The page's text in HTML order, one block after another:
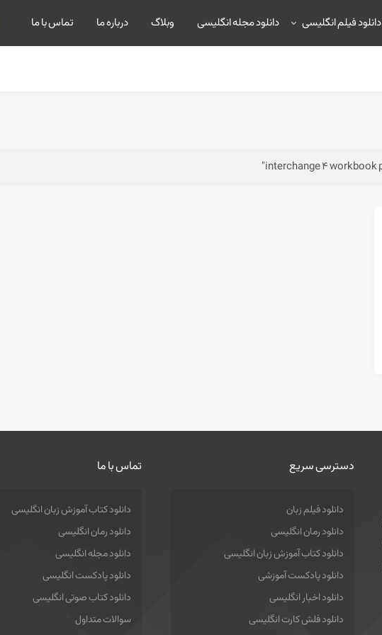
دانلود فیلم انگلیسی دانلود مجله انگلیسی وبلاگ درباره ما تماس با ما
دسترسی سریع
دانلود فیلم زبان
دانلود رمان انگلیسی
دانلود کتاب آموزش زبان انگلیسی
دانلود پادکست آموزشی
دانلود اخبار انگلیسی
دانلود فلش کارت انگلیسی
تماس با ما
دانلود کتاب آموزش زبان انگلیسی
دانلود رمان انگلیسی
دانلود مجله انگلیسی
دانلود پادکست انگلیسی
دانلود کتاب صوتی انگلیسی
سوالات متداول